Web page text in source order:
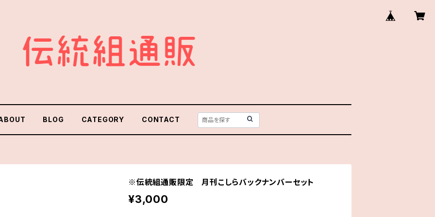
BLOG CATEGORY CONTACT
※伝統組通販限定 月刊こしらバックナンバーセット
¥3,000